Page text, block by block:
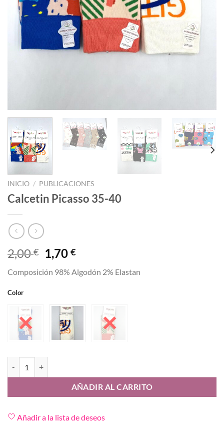
INICIO / PUBLICACIONES
Calcetin Picasso 35-40
2,00€
El
precio
original
1,70€El
actual
Composición 98% Algodón 2% Elastan
Color
AÑADIR AL CARRITO
Añadir a la lista de deseos